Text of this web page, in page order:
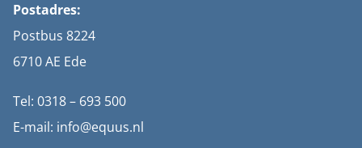
Postadres:
Postbus 8224
6710 AE Ede
Tel: 0318 – 693 500
E-mail: info@equus.nl